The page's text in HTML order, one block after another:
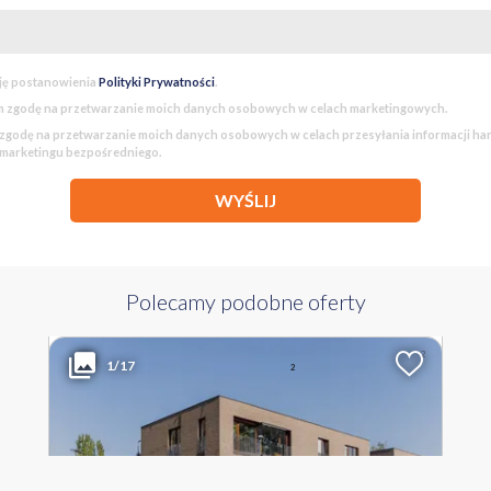
(płatne):
w garażu podziemnym: +100 000 zł
- pod budynkiem
postanowienia Polityki Prywatności.
zgodę na przetwarzanie moich danych osobowych w celach marketingowych.
na przetwarzanie moich danych osobowych w celach przesyłania informacji
bezpośredniego.
WYŚLIJ
Polecamy podobne oferty
1/17
7
2
Cena za m2
15 803 PLN
MAZOWIECKIE Warszawa Wilanów ul. Radosna